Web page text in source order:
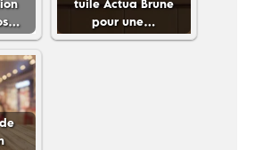
tuile Actua Brune
pour une…